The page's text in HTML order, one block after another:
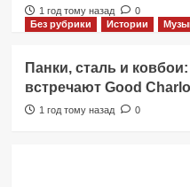
1 год тому назад
0
Без рубрики
Истории
Панки, сталь и ковбои:
встречают Good
1 год тому назад 0